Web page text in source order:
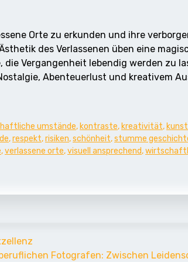
Orte zu erkunden und ihre
des Verlassenen üben eine
Vergangenheit lebendig werden zu
Abenteuerlust und kreativem
umstände, kontraste, kreativität,
,respekt,risiken,schönheit,stumme
,verlassene orte,visuell ansprechend,
Fotografen: Zwischen